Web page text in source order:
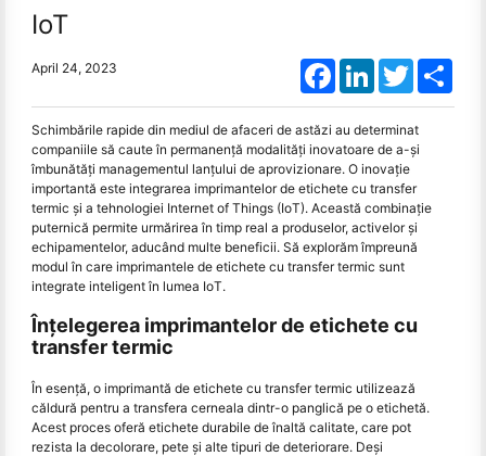
IoT
April 24, 2023 FacebookLinkedInTwitter
Schimbările rapide din mediul de afaceri de astăzi au determinat
companiile să caute în permanență modalități inovatoare de a-și
îmbunătăți managementul lanțului de aprovizionare. O inovație
importantă este integrarea imprimantelor de etichete cu transfer
termic și a tehnologiei Internet of Things (IoT). Această combinație
puternică permite urmărirea în timp real a produselor, activelor și
echipamentelor, aducând multe beneficii. Să explorăm împreună
modul în care imprimantele de etichete cu transfer termic sunt
integrate inteligent în lumea IoT.
Înțelegerea imprimantelor de etichete cu
transfer termic
În esență, o imprimantă de etichete cu transfer termic utilizează
căldură pentru a transfera cerneala dintr-o panglică pe o etichetă.
Acest proces oferă etichete durabile de înaltă calitate, care pot
rezista la decolorare, pete și alte tipuri de deteriorare. Deși